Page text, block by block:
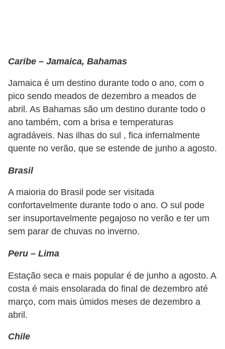
Caribe – Jamaica, Bahamas
Jamaica é um destino durante todo o ano, com o
pico sendo meados de dezembro a meados de
abril. As Bahamas são um destino durante todo o
ano também, com a brisa e temperaturas
agradáveis​​. Nas ilhas do sul , fica infernalmente
quente no verão, que se estende de junho a agosto.
Brasil
A maioria do Brasil pode ser visitada
confortavelmente durante todo o ano. O sul pode
ser insuportavelmente pegajoso no verão e ter um
sem parar de chuvas no inverno.
Peru – Lima
Estação seca e mais popular é de junho a agosto. A
costa é mais ensolarada do final de dezembro até
março, com mais úmidos meses de dezembro a
abril.
Chile